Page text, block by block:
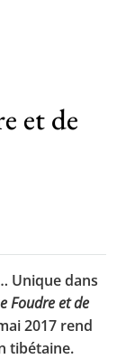
et de
Unique dans
Foudre et de
2017 rend
tibétaine.